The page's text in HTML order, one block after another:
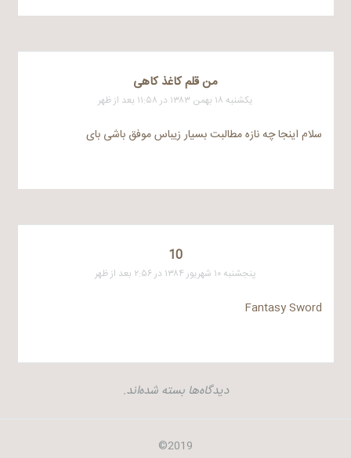
من قلم کاغذ کاهی
یکشنبه ۱۸ بهمن ۱۳۸۳ در ۱۱:۵۸ بعد از ظهر
سلام اینجا چه نازه مطالبت بسیار زیباس موفق باشی بای
10
پنجشنبه ۱۰ شهریور ۱۳۸۴ در ۲:۵۶ بعد از ظهر
Fantasy Sword
دیدگاه‌ها بسته شده‌اند.
2019©